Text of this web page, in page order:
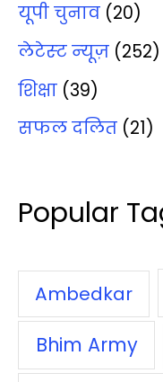
यूपी चुनाव (20)
लेटेस्‍ट न्‍यूज़ (252)
शिक्षा (39)
सफल दलित (21)
Popular
Ambedkar
Bhim Army